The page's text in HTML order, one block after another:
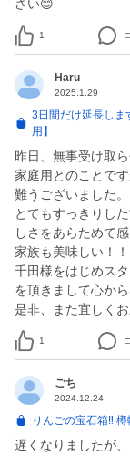
さい😊
1
Haru
2025.1.29
3日間だけ延長しま
用】
昨日、無事受け取
家庭用とのことで
難うございました。
とてもすっきりし
しさをあらためて
家族も美味しい！
千田様をはじめス
を頂きまして心か
是非、また宜しくお
1
ごち
2024.12.24
りんごの宝石箱‼
遅くなりましたが、